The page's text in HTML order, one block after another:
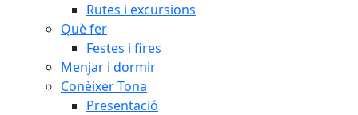
Rutes i excursions
Què fer
Festes i fires
Menjar i dormir
Conèixer Tona
Presentació